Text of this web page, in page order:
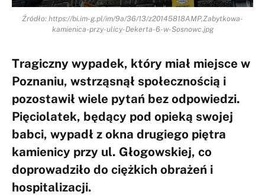
Źródło: https://bi.im-g.pl/im/9a/36/13/z20145818AMP,Zabytkowa-
kamienica-przy-ulicy-Dekerta-6-w-Sosnowc.jpg
Tragiczny wypadek, który miał miejsce w
Poznaniu, wstrząsnął społecznością i
pozostawił wiele pytań bez odpowiedzi.
Pięciolatek, będący pod opieką swojej
babci, wypadł z okna drugiego piętra
kamienicy przy ul. Głogowskiej, co
doprowadziło do ciężkich obrażeń i
hospitalizacji.